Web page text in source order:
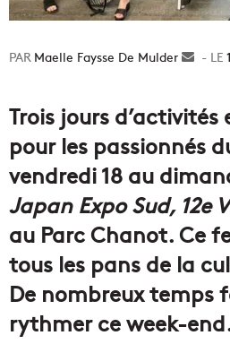
Maelle Faysse De Mulder
Trois jours
pour les passionnés
vendredi 18 au
Japan Expo Sud, 12e
au Parc Chanot. Ce
tous les pans de la
De nombreux temps
rythmer ce week-